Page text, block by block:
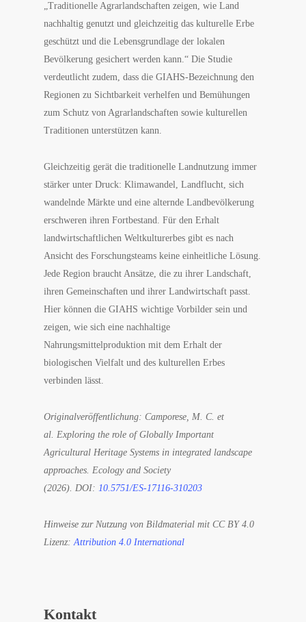
„Traditionelle Agrarlandschaften zeigen, wie Land
nachhaltig genutzt und gleichzeitig das kulturelle Erbe
geschützt und die Lebensgrundlage der lokalen
Bevölkerung gesichert werden kann.“ Die Studie
verdeutlicht zudem, dass die GIAHS-Bezeichnung den
Regionen zu Sichtbarkeit verhelfen und Bemühungen
zum Schutz von Agrarlandschaften sowie kulturellen
Traditionen unterstützen kann.
Gleichzeitig gerät die traditionelle Landnutzung immer
stärker unter Druck: Klimawandel, Landflucht, sich
wandelnde Märkte und eine alternde Landbevölkerung
erschweren ihren Fortbestand. Für den Erhalt
landwirtschaftlichen Weltkulturerbes gibt es nach
Ansicht des Forschungsteams keine einheitliche Lösung.
Jede Region braucht Ansätze, die zu ihrer Landschaft,
ihren Gemeinschaften und ihrer Landwirtschaft passt.
Hier können die GIAHS wichtige Vorbilder sein und
zeigen, wie sich eine nachhaltige
Nahrungsmittelproduktion mit dem Erhalt der
biologischen Vielfalt und des kulturellen Erbes
verbinden lässt.
Originalveröffentlichung: Camporese, M. C. et
al.Exploring the role of Globally Important
Agricultural Heritage Systems in integrated landscape
approaches. Ecology and Society
(2026).DOI:10.5751/ES-17116-310203
Hinweise zur Nutzung von Bildmaterial mit CC BY 4.0
Lizenz:Attribution 4.0 International
Kontakt